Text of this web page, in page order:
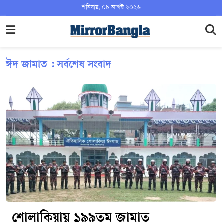
শনিবার, ০৮ আগস্ট ২০২৬
ঈদ জামাত : সর্বশেষ সংবাদ